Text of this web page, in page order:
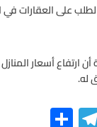
على العقارات